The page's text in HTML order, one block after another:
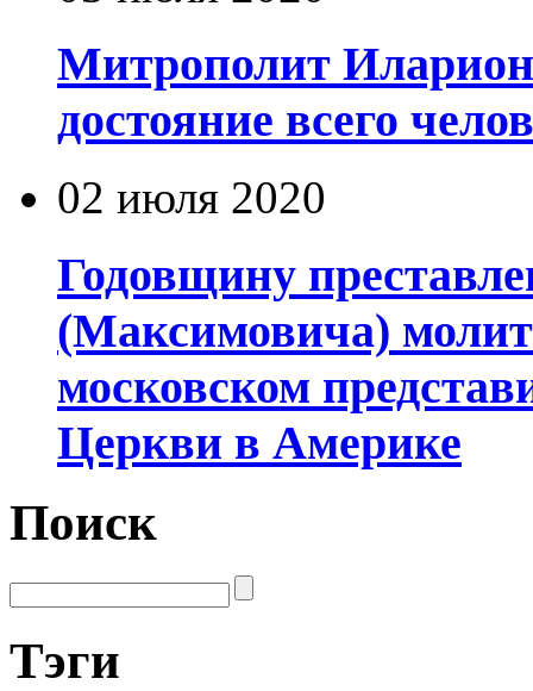
Митрополит
достояние всего
02 июля 2020
Годовщину
(Максимовича)
московском
Церкви в Америке
Поиск
Тэги